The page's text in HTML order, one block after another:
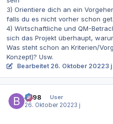
3) Orientiere dich an ein
falls du es nicht vorher schon
4) Wirtschaftliche und QM-
sich das Projekt überhaupt,
Was steht schon an Kriterien/
Konzept)? Usw.
Bearbeitet 26. Oktober 20223 j
be98
User
26. Oktober 20223 j